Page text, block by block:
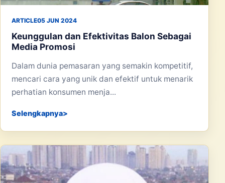
ARTICLE05 JUN 2024
Keunggulan dan Efektivitas Balon Sebagai
Media Promosi
Dalam dunia pemasaran yang semakin kompetitif,
mencari cara yang unik dan efektif untuk menarik
perhatian konsumen menja...
Selengkapnya